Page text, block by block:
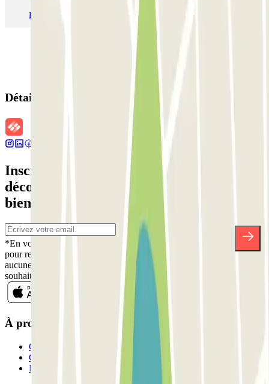
Parking Aéroport Barcelone Parking Aéroport Beauvais
Détails de la réservation
Inscrivez-vous à notre newsletter et
découvrez des réductions, des concours et
bien d'autres surprises.
*En vous inscrivant, vous acceptez notre politique de confidentialité
pour recevoir des communications commerciales de Parclick. Sans
aucune obligation, vous pouvez vous désinscrire quand vous le
souhaitez dans la même newsletter.
À propos de Parclick
Qui sommes-nous ?
Comment ça marche?
Nos parkings